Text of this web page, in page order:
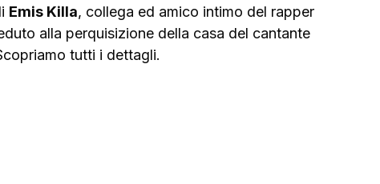
Emis Killa, collega ed amico intimo del rapper
alla perquisizione della casa del cantante
tutti i dettagli.